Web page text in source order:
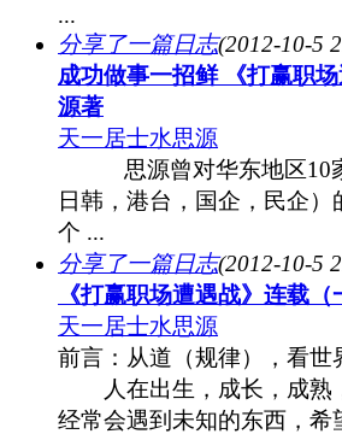
...
分享了一篇日志(2012-10-5
成功做事一招鲜 《打赢职
源著
天一居士水思源
思源曾对华东地区10家
日韩，港台，国企，民企
个 ...
分享了一篇日志(2012-10-5
《打赢职场遭遇战》连载
天一居士水思源
前言：从道（规律），看世
人在出生，成长，成熟
经常会遇到未知的东西，